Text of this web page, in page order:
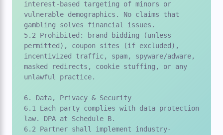
interest-based targeting of minors or
vulnerable demographics. No claims that
gambling solves financial issues.
5.2 Prohibited: brand bidding (unless
permitted), coupon sites (if excluded),
incentivized traffic, spam, spyware/adware,
masked redirects, cookie stuffing, or any
unlawful practice.
6. Data, Privacy & Security
6.1 Each party complies with data protection
law. DPA at Schedule B.
6.2 Partner shall implement industry-